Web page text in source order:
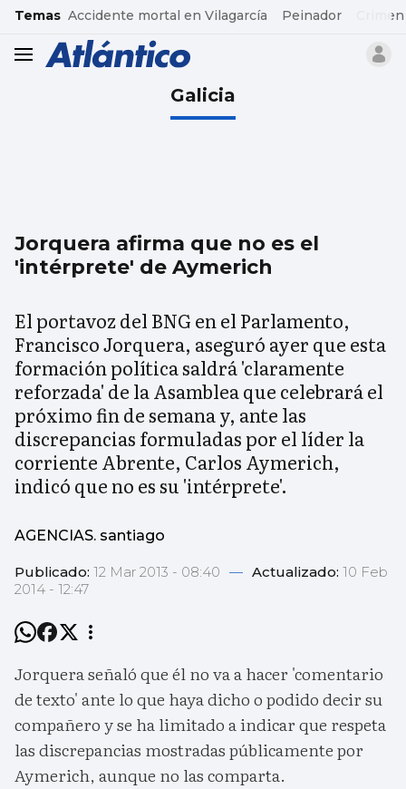
common.go-to-content
Temas Accidente mortal en Vilagarcía Peinador
header.menu.open
Galicia
Jorquera afirma que no es el
'intérprete' de Aymerich
El portavoz del BNG en el Parlamento,
Francisco Jorquera, aseguró ayer que esta
formación política saldrá 'claramente
reforzada' de la Asamblea que celebrará el
próximo fin de semana y, ante las
discrepancias formuladas por el líder la
corriente Abrente, Carlos Aymerich,
indicó que no es su 'intérprete'.
AGENCIAS. santiago
Publicado: 12 Mar 2013 - 08:40 — Actualizado: 10 Feb
2014 - 12:47
Jorquera señaló que él no va a hacer 'comentario
de texto' ante lo que haya dicho o podido decir su
compañero y se ha limitado a indicar que respeta
las discrepancias mostradas públicamente por
Aymerich, aunque no las comparta.